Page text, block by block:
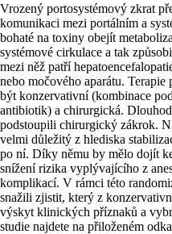
Vrozený portosystémový zkrat
komunikaci mezi portálním a
bohaté na toxiny obejít
systémové cirkulace a tak
mezi něž patří
nebo močového aparátu. Terapie
být konzervativní (kombinace
antibiotik) a chirurgická.
podstoupili chirurgický zákrok.
velmi důležitý z hlediska
po ní. Díky němu by mělo dojít
snížení rizika vyplývajícího z
komplikací. V rámci této
snažili zjistit, který z
výskyt klinických příznaků a
studie najdete na přiloženém